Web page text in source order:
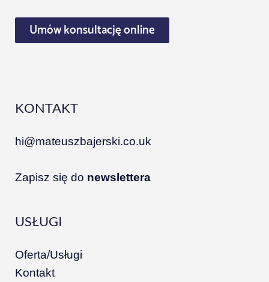
Umów konsultację online
KONTAKT
hi@mateuszbajerski.co.uk
Zapisz się do newslettera
USŁUGI
Oferta/Usługi
Kontakt